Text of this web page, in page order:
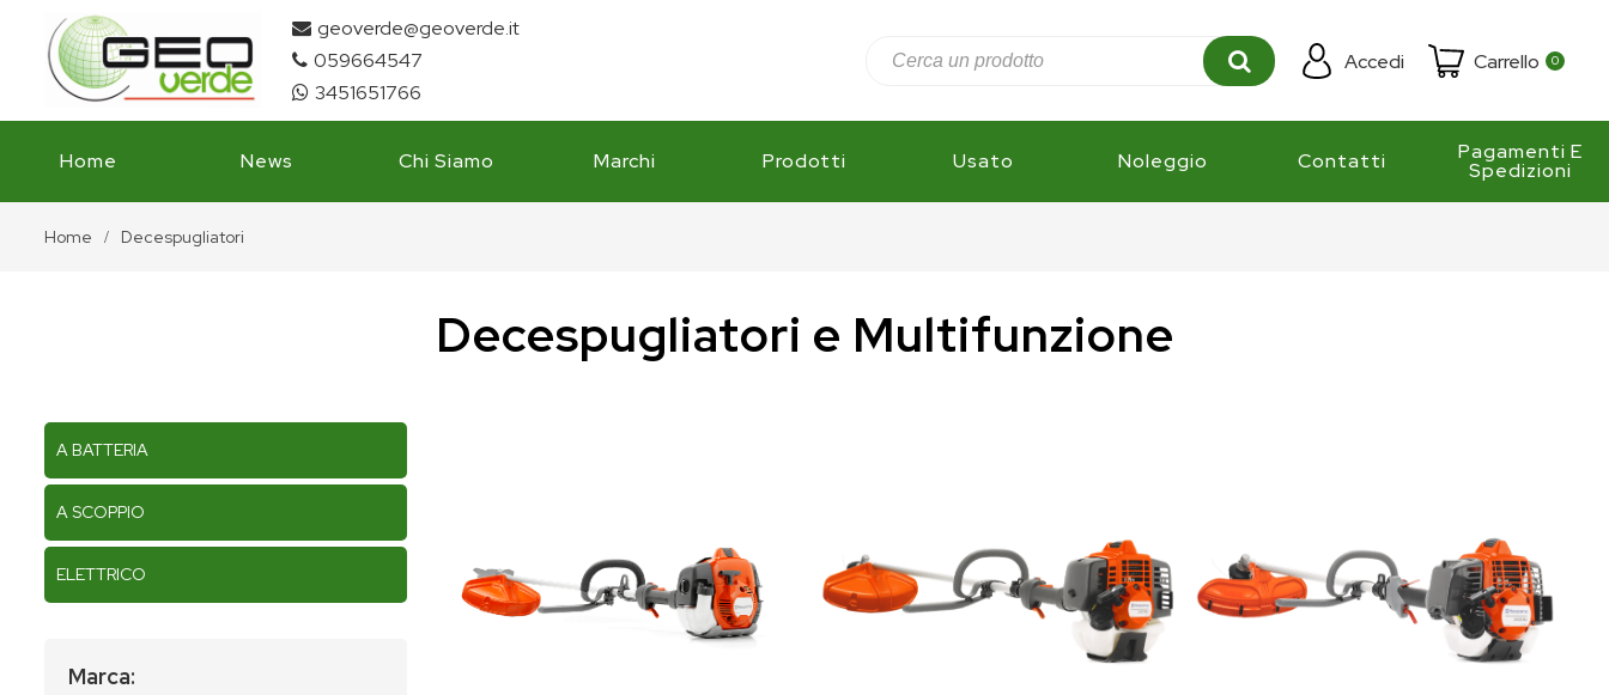
geoverde@geoverde.it
059664547
3451651766
Accedi Carrello 0
Home News Chi Siamo Marchi Prodotti Usato Noleggio Contatti Pagamenti E
Spedizioni
Home Decespugliatori
Decespugliatori e Multifunzione
A BATTERIA
A SCOPPIO
ELETTRICO
Marca: